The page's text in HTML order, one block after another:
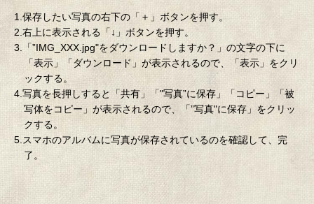
1.保存したい写真の右下の「＋」ボタンを押す。
2.右上に表示される「↓」ボタンを押す。
3.「”IMG_XXX.jpg"をダウンロードしますか？」の文字の下に
「表示」「ダウンロード」が表示されるので、「表示」をクリ
ックする。
4.写真を長押しすると「共有」「"写真”に保存」「コピー」「被
写体をコピー」が表示されるので、「”写真"に保存」をクリッ
クする。
5.スマホのアルバムに写真が保存されているのを確認して、完
了。